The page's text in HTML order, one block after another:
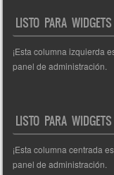
LISTO PARA WIDGETS
¡Esta columna izquierda
panel de administración.
LISTO PARA WIDGETS
¡Esta columna centrada
panel de administración.